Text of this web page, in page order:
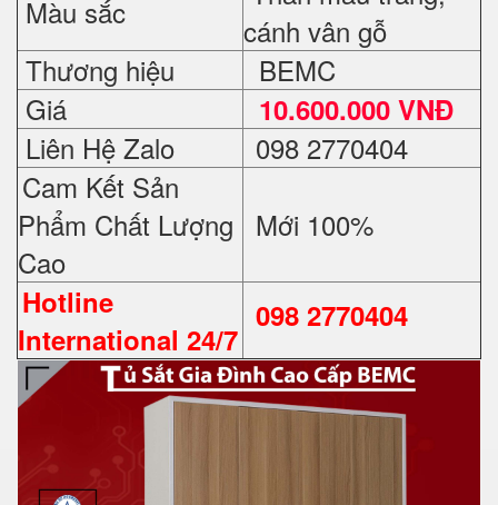
Màu sắc
cánh vân gỗ
Thương hiệu
BEMC
Giá
10.600.000 VNĐ
Liên Hệ Zalo
098 2770404
Cam Kết Sản
Phẩm Chất Lượng
Cao
Mới 100%
Hotline
International 24/7
098 2770404